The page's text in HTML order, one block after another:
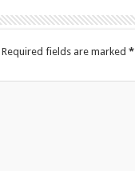
Required fields are marked *